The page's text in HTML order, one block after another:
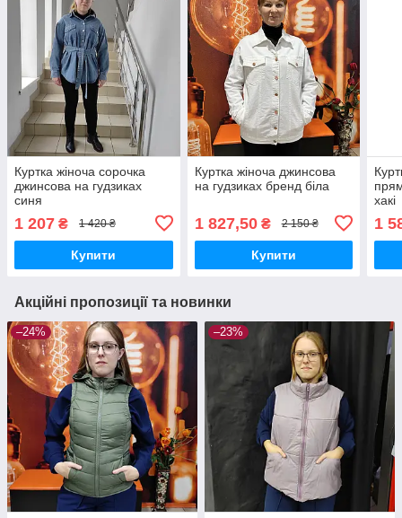
Куртка жіноча сорочка
джинсова на гудзиках
синя
1 207 ₴ 1 420 ₴
Купити
Куртка жіноча джинсова
на гудзиках бренд біла
1 827,50₴ 2 150 ₴
Купити
хакі
1
Акційні пропозиції та новинки
–24% –23%